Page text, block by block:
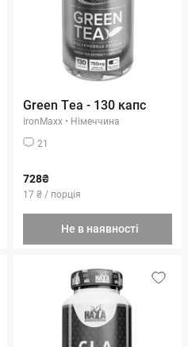
Green Tea - 130 капс
IronMaxx • Німеччина
21
728₴
17 ₴ / порція
Не в наявності